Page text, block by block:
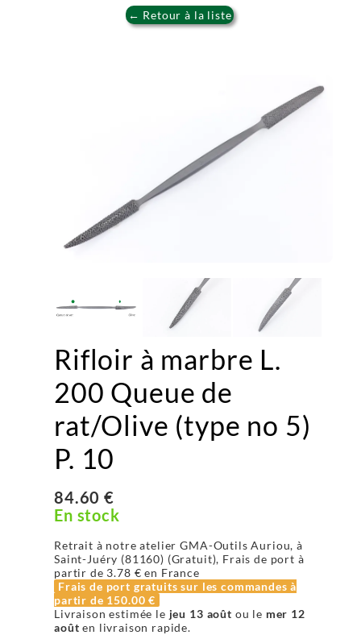
← Retour à la liste
Rifloir à marbre L.
200 Queue de
rat/Olive (type no 5)
P. 10
84.60 €
En stock
Retrait à notre atelier GMA-Outils Auriou, à
Saint-Juéry (81160) (Gratuit), Frais de port à
partir de 3.78 € en France
Frais de port gratuits sur les commandes à
partir de 150.00 €
Livraison estimée le jeu 13 août ou le mer 12
août en livraison rapide.